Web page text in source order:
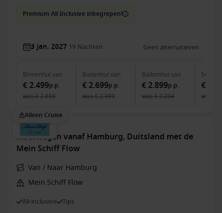
Premium All Inclusive inbegrepen!
3 jan. 2027 19 Nachten Geen alternatieven
Binnenhutvan
€ 2.499p.p.
was€ 2.659
Buitenhutvan
€ 2.699p.p.
was€ 2.999
Balkonhutvan
€ 2.899p.p.
was€ 3.294
Suite
€
was
Alleen Cruise
Noorwegen vanaf Hamburg, Duitsland met de
Mein Schiff Flow
Van / Naar Hamburg
Mein Schiff Flow
All-inclusive Tips